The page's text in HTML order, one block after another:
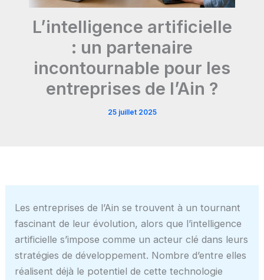
L’intelligence artificielle
: un partenaire
incontournable pour les
entreprises de l’Ain ?
25 juillet 2025
Les entreprises de l’Ain se trouvent à un tournant
fascinant de leur évolution, alors que l’intelligence
artificielle s’impose comme un acteur clé dans leurs
stratégies de développement. Nombre d’entre elles
réalisent déjà le potentiel de cette technologie